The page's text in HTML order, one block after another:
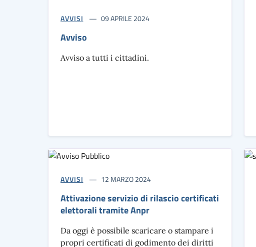
AVVISI 09 APRILE 2024
Avviso
Avviso a tutti i cittadini.
AVVISI 12 MARZO 2024
Attivazione servizio di rilascio certificati
elettorali tramite Anpr
Da oggi è possibile scaricare o stampare i
propri certificati di godimento dei diritti